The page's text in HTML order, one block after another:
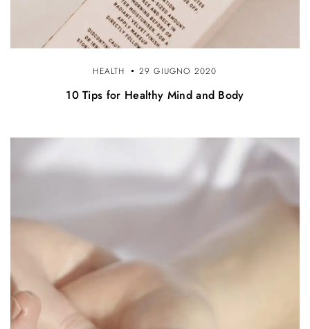
HEALTH 29 GIUGNO 2020
10 Tips for Healthy Mind and Body